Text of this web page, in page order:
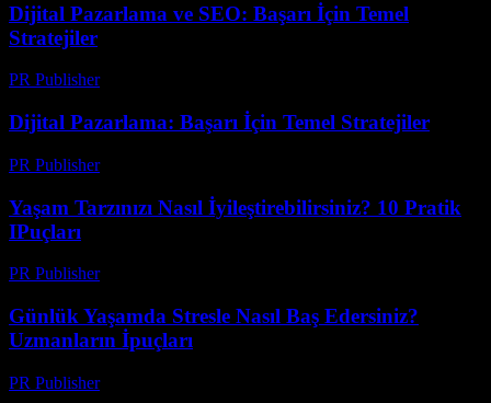
Dijital Pazarlama ve SEO: Başarı İçin Temel
Stratejiler
PR Publisher-
Dijital Pazarlama: Başarı İçin Temel Stratejiler
PR Publisher-
Yaşam Tarzınızı Nasıl İyileştirebilirsiniz? 10 Pratik
IPuçları
PR Publisher-
Günlük Yaşamda Stresle Nasıl Baş Edersiniz?
Uzmanların İpuçları
PR Publisher-